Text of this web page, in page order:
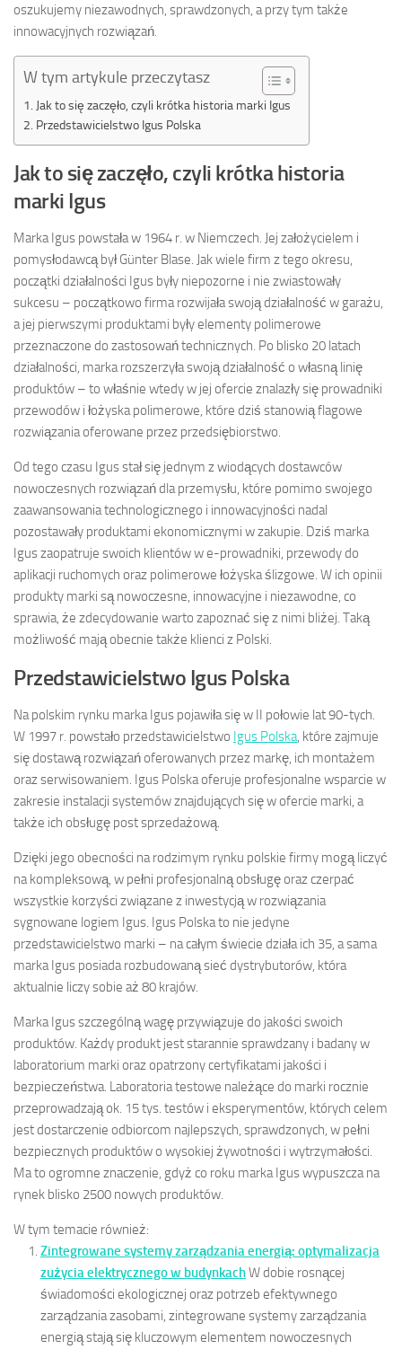
oszukujemy niezawodnych, sprawdzonych, a przy tym także
innowacyjnych rozwiązań.
W tym artykule przeczytasz
Jak to się zaczęło, czyli krótka historia marki Igus
Przedstawicielstwo Igus Polska
Jak to się zaczęło, czyli krótka historia
marki Igus
Marka Igus powstała w 1964 r. w Niemczech. Jej założycielem i
pomysłodawcą był Günter Blase. Jak wiele firm z tego okresu,
początki działalności Igus były niepozorne i nie zwiastowały
sukcesu – początkowo firma rozwijała swoją działalność w garażu,
a jej pierwszymi produktami były elementy polimerowe
przeznaczone do zastosowań technicznych. Po blisko 20 latach
działalności, marka rozszerzyła swoją działalność o własną linię
produktów – to właśnie wtedy w jej ofercie znalazły się prowadniki
przewodów i łożyska polimerowe, które dziś stanowią flagowe
rozwiązania oferowane przez przedsiębiorstwo.
Od tego czasu Igus stał się jednym z wiodących dostawców
nowoczesnych rozwiązań dla przemysłu, które pomimo swojego
zaawansowania technologicznego i innowacyjności nadal
pozostawały produktami ekonomicznymi w zakupie. Dziś marka
Igus zaopatruje swoich klientów w e-prowadniki, przewody do
aplikacji ruchomych oraz polimerowe łożyska ślizgowe. W ich opinii
produkty marki są nowoczesne, innowacyjne i niezawodne, co
sprawia, że zdecydowanie warto zapoznać się z nimi bliżej. Taką
możliwość mają obecnie także klienci z Polski.
Przedstawicielstwo Igus Polska
Na polskim rynku marka Igus pojawiła się w II połowie lat 90-tych.
W 1997 r. powstało przedstawicielstwo Igus Polska, które zajmuje
się dostawą rozwiązań oferowanych przez markę, ich montażem
oraz serwisowaniem. Igus Polska oferuje profesjonalne wsparcie w
zakresie instalacji systemów znajdujących się w ofercie marki, a
także ich obsługę post sprzedażową.
Dzięki jego obecności na rodzimym rynku polskie firmy mogą liczyć
na kompleksową, w pełni profesjonalną obsługę oraz czerpać
wszystkie korzyści związane z inwestycją w rozwiązania
sygnowane logiem Igus. Igus Polska to nie jedyne
przedstawicielstwo marki – na całym świecie działa ich 35, a sama
marka Igus posiada rozbudowaną sieć dystrybutorów, która
aktualnie liczy sobie aż 80 krajów.
Marka Igus szczególną wagę przywiązuje do jakości swoich
produktów. Każdy produkt jest starannie sprawdzany i badany w
laboratorium marki oraz opatrzony certyfikatami jakości i
bezpieczeństwa. Laboratoria testowe należące do marki rocznie
przeprowadzają ok. 15 tys. testów i eksperymentów, których celem
jest dostarczenie odbiorcom najlepszych, sprawdzonych, w pełni
bezpiecznych produktów o wysokiej żywotności i wytrzymałości.
Ma to ogromne znaczenie, gdyż co roku marka Igus wypuszcza na
rynek blisko 2500 nowych produktów.
W tym temacie również:
Zintegrowane systemy zarządzania energią: optymalizacja
zużycia elektrycznego w budynkachW dobie rosnącej
świadomości ekologicznej oraz potrzeb efektywnego
zarządzania zasobami, zintegrowane systemy zarządzania
energią stają się kluczowym elementem nowoczesnych